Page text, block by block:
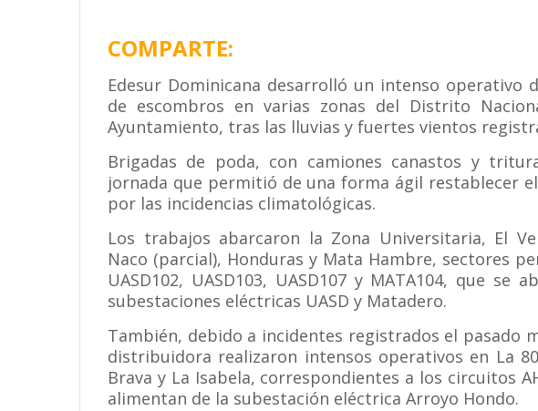
COMPARTE:
Edesur Dominicana desarrolló un intenso operativo
de escombros en varias zonas del Distrito
Ayuntamiento, tras las lluvias y fuertes vientos
Brigadas de poda, con camiones canastos y
jornada que permitió de una forma ágil restablecer
por las incidencias climatológicas.
Los trabajos abarcaron la Zona Universitaria, El
Naco (parcial), Honduras y Mata Hambre, sectores
UASD102, UASD103, UASD107 y MATA104, que se
subestaciones eléctricas UASD y Matadero.
También, debido a incidentes registrados el pasado
distribuidora realizaron intensos operativos en La
Brava y La Isabela, correspondientes a los circuitos
alimentan de la subestación eléctrica Arroyo Hondo.